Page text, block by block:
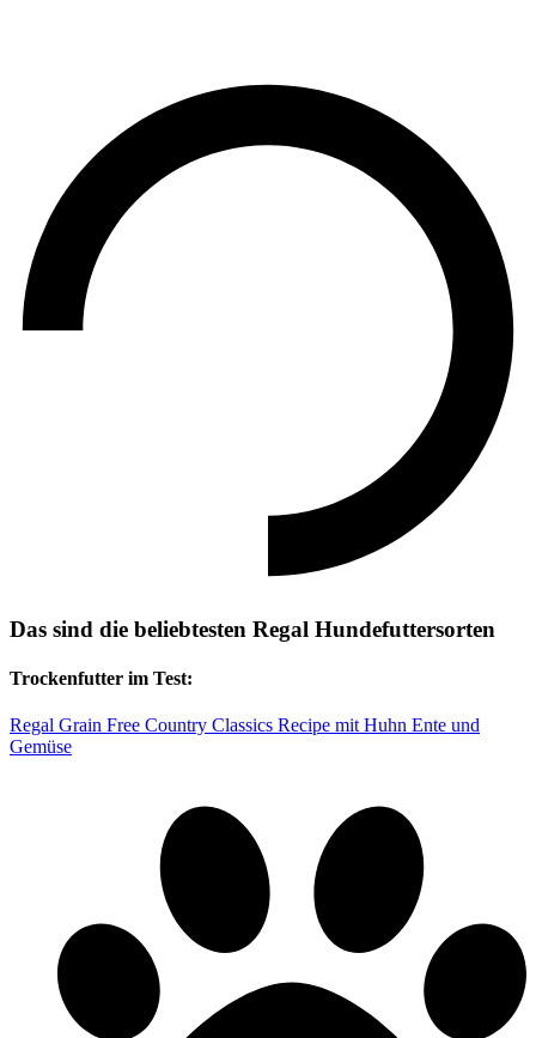
Das sind die beliebtesten Regal Hundefuttersorten
Trockenfutter im Test:
Regal Grain Free Country Classics Recipe mit Huhn Ente und
Gemüse